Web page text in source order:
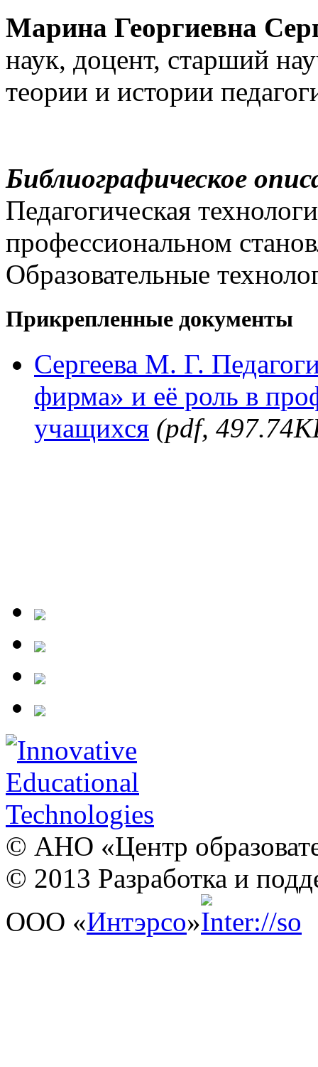
Марина Георгиевна
наук, доцент, старший
теории и истории
Библиографическое
Педагогическая
профессиональном
Образовательные
Прикрепленные документы
Сергеева М. Г.
фирма» и её роль в
учащихся (pdf,
© АНО «Центр
© 2013 Разработка и
ООО «Интэрсо»